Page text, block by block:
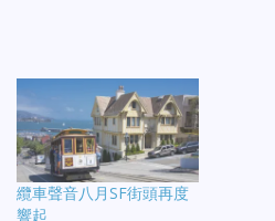
纜車聲音八月SF街頭再度
響起